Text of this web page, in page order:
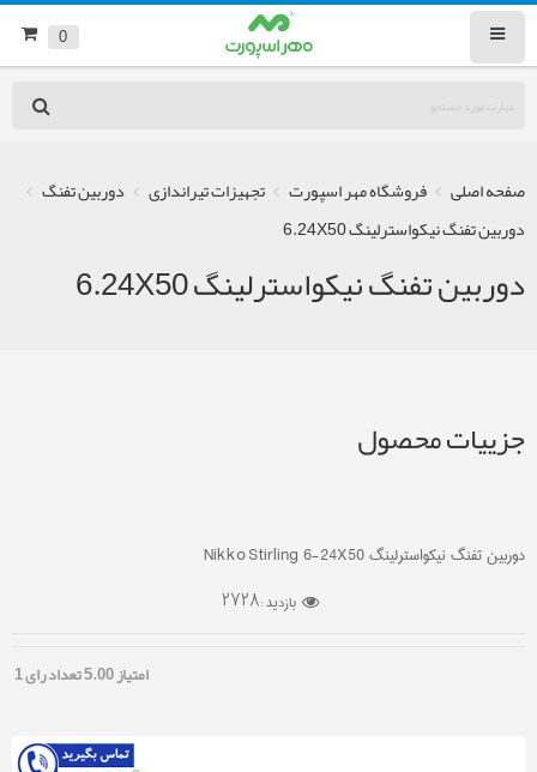
0
صفحه اصلی فروشگاه مهر اسپورت تجهیزات تیراندازی
دوربین تفنگ
دوربین تفنگ نیکواسترلینگ 6.24X50
دوربین تفنگ نیکواسترلینگ 6.24X50
جزییات محصول
دوربین تفنگ نیکواسترلینگ Nikko Stirling 6-24X50
بازدید :2728
امتیاز5.00تعداد رای1